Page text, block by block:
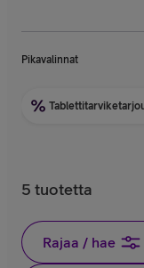
Pikavalinnat
5 tuotetta
Rajaa / hae